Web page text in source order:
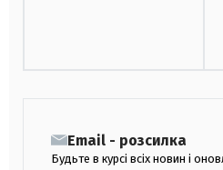
Email - розсилка
Будьте в курсі всіх новин і